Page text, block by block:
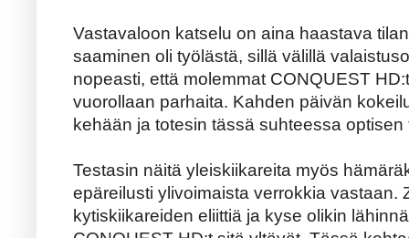
Vastavaloon katselu on aina haastava
saaminen oli työlästä, sillä välillä
nopeasti, että molemmat CONQUEST
vuorollaan parhaita. Kahden päivän
kehään ja totesin tässä suhteessa optisen
Testasin näitä yleiskiikareita myös
epäreilusti ylivoimaista verrokkia vastaan.
kytiskiikareiden eliittiä ja kyse olikin